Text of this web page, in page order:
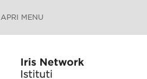
APRI MENU